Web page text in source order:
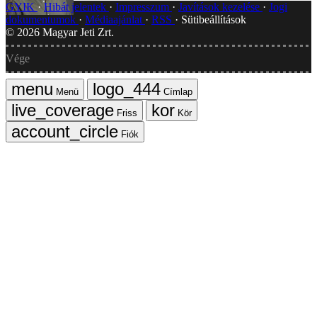
GYIK
Hibát jelentek Impresszum Javítások kezelése
Jogi
dokumentumok
Médiaajánlat RSS
Sütibeállítások
© 2026 Magyar Jeti Zrt.
Vége
Menü
Címlap
Friss
Kör
Fiók